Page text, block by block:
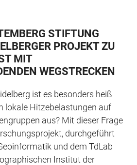
STIFTUNG
PROJEKT ZU
MIT
WEGSTRECKEN
ist es besonders heiß
lokale Hitzebelastungen auf
aus? Mit dieser Frage
durchgeführt
und dem TdLab
Institut der